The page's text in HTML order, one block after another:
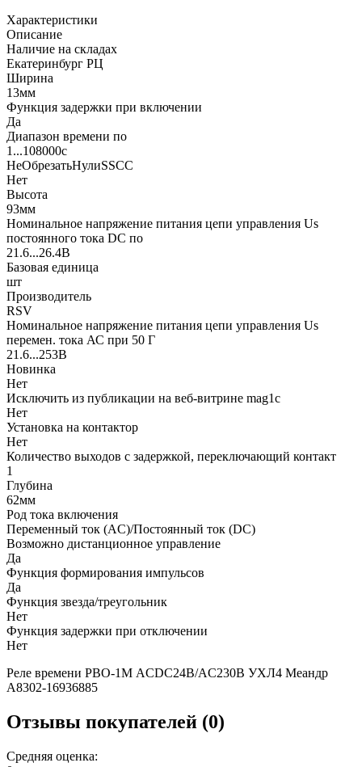
Характеристики
Описание
Наличие на складах
Екатеринбург РЦ
Ширина
13мм
Функция задержки при включении
Да
Диапазон времени по
1...108000с
НеОбрезатьНулиSSCC
Нет
Высота
93мм
Номинальное напряжение питания цепи управления Us
постоянного тока DC по
21.6...26.4В
Базовая единица
шт
Производитель
RSV
Номинальное напряжение питания цепи управления Us
перемен. тока АС при 50 Г
21.6...253В
Новинка
Нет
Исключить из публикации на веб-витрине mag1c
Нет
Установка на контактор
Нет
Количество выходов с задержкой, переключающий контакт
1
Глубина
62мм
Род тока включения
Переменный ток (AC)/Постоянный ток (DC)
Возможно дистанционное управление
Да
Функция формирования импульсов
Да
Функция звезда/треугольник
Нет
Функция задержки при отключении
Нет
Реле времени РВО-1М ACDC24В/AC230В УХЛ4 Меандр
A8302-16936885
Отзывы покупателей (0)
Средняя оценка: